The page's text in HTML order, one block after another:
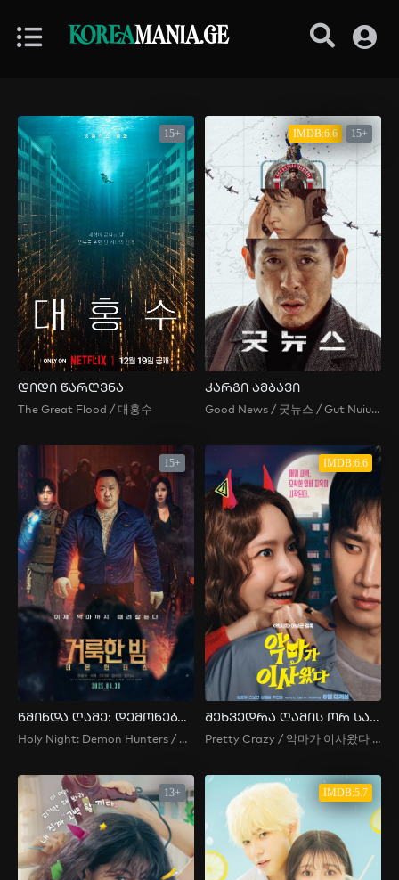
KOREAMANIA.GE
15+
დიდი წარღვნა
The Great Flood / 대홍수
IMDB:6.6 15+
კარგი ამბავი
Good News / 굿뉴스 / Gut Nuiuseu / 굿늬우스
15+
წმინდა ღამე: დემონებზე მონადირეები
Holy Night: Demon Hunters / 거룩한 밤: 데몬 헌터스
IMDB:6.6
შეხვედრა ღამის ორ საათზე
Pretty Crazy / 악마가 이사왔다 / 2 O’Clock Date / 2siui Deiteu / 2시의 데이트 / Date at 2 O’Clock / The Devil Has Moved In
13+ IMDB:5.7